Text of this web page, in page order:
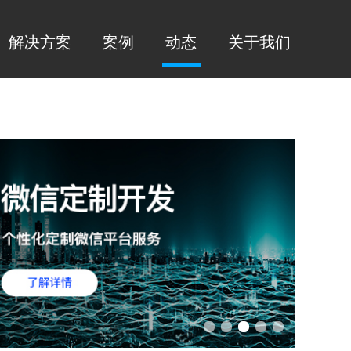
解决方案 案例 动态 关于我们